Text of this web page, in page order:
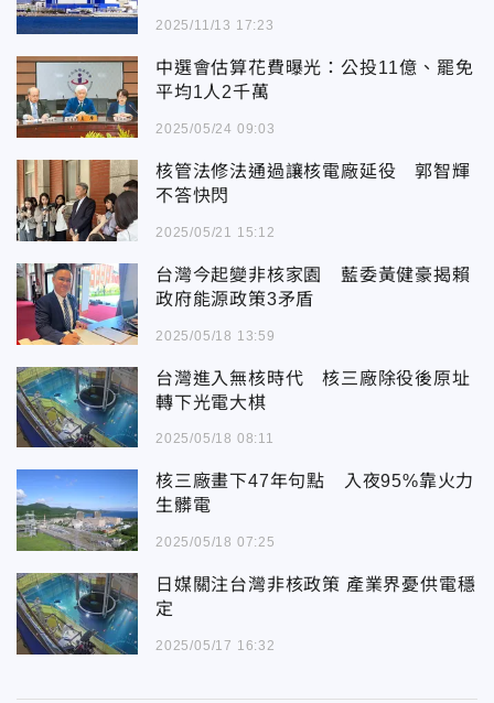
2025/11/13 17:23
中選會估算花費曝光：公投11億、罷免
平均1人2千萬
2025/05/24 09:03
核管法修法通過讓核電廠延役 郭智輝
不答快閃
2025/05/21 15:12
台灣今起變非核家園 藍委黃健豪揭賴
政府能源政策3矛盾
2025/05/18 13:59
台灣進入無核時代 核三廠除役後原址
轉下光電大棋
2025/05/18 08:11
核三廠畫下47年句點 入夜95%靠火力
生髒電
2025/05/18 07:25
日媒關注台灣非核政策 產業界憂供電穩
定
2025/05/17 16:32